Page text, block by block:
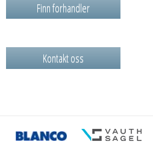
Finn forhandler
Kontakt oss